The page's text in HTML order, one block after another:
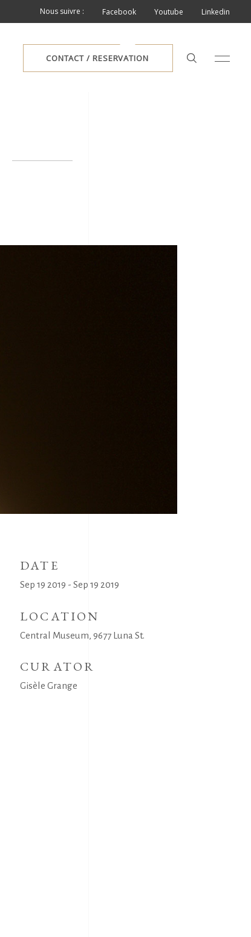
Nous suivre : Facebook Youtube Linkedin
CONTACT / RESERVATION
DATE
Sep 19 2019 - Sep 19 2019
LOCATION
Central Museum, 9677 Luna St.
CURATOR
Gisèle Grange